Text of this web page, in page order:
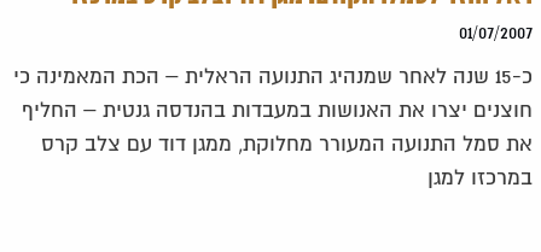
01/07/2007
כ-15 שנה לאחר שמנהיג התנועה הראלית – הכת המאמינה כי
חוצנים יצרו את האנושות במעבדות בהנדסה גנטית – החליף
את סמל התנועה המעורר מחלוקת, ממגן דוד עם צלב קרס
במרכזו למגן